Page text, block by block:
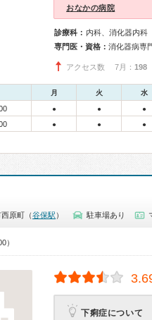
おなかの病院
診療科： 内科、消化器内科
専門医・資格： 消化器病専
アクセス数 7月： 198
月 火 水
● ● ●
● ● ●
原町（谷保駅 ） 駐車場あり
）
下痢症について